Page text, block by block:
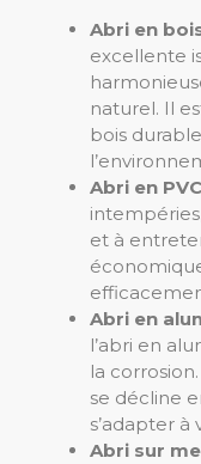
Abri en
excellente
naturel. Il
bois
Abri en
et à
Abri en
l’abri en
la
se décline
s’adapter
Abri sur